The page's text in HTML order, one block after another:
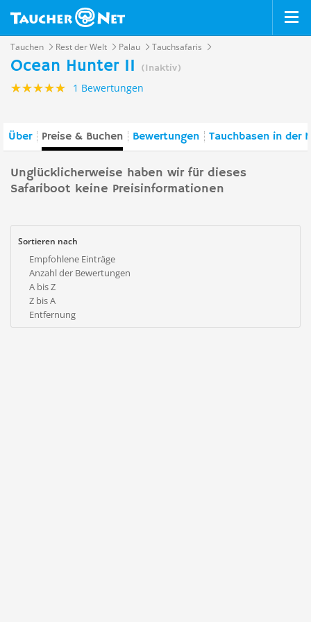
Tauchen Rest der Welt Palau Tauchsafaris
Ocean Hunter II (Inaktiv)
1 Bewertungen
Über Preise & Buchen Bewertungen Tauchbasen in der
Unglücklicherweise haben wir für dieses
Safariboot keine Preisinformationen
Sortieren nach
Empfohlene Einträge
Anzahl der Bewertungen
A bis Z
Z bis A
Entfernung